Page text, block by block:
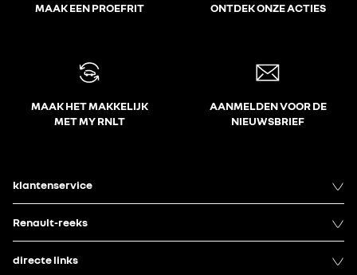
MAAK EEN PROEFRIT ONTDEK ONZE ACTIES
MAAK HET MAKKELIJK
MET MY RNLT
AANMELDEN VOOR DE
NIEUWSBRIEF
klantenservice
Renault-reeks
directe links